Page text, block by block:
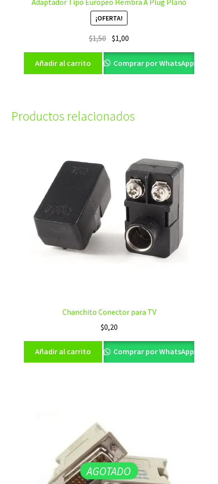
¡OFERTA!
$1,50 El
original
era:
$1,00
actual
es:
Añadir al carrito Comprar por WhatsApp
Productos relacionados
Chanchito Conector para TV
$0,20
Añadir al carrito Comprar por WhatsApp
AGOTADO